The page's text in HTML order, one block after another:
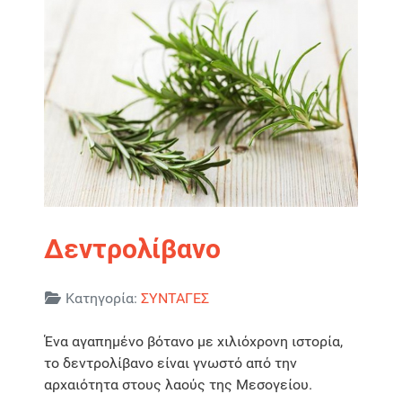
Δεντρολίβανο
Λεπτομέρειες
Κατηγορία: ΣΥΝΤΑΓΕΣ
Ένα αγαπημένο βότανο με χιλιόχρονη ιστορία,
το δεντρολίβανο είναι γνωστό από την
αρχαιότητα στους λαούς της Μεσογείου.